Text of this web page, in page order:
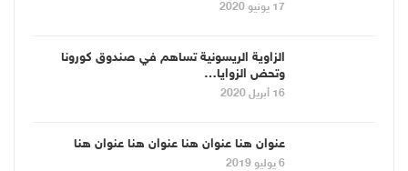
17 يونيو 2020
الزاوية الريسونية تساهم في صندوق كورونا
وتحض الزوايا…
16 أبريل 2020
عنوان هنا عنوان هنا عنوان هنا عنوان هنا
6 يوليو 2019